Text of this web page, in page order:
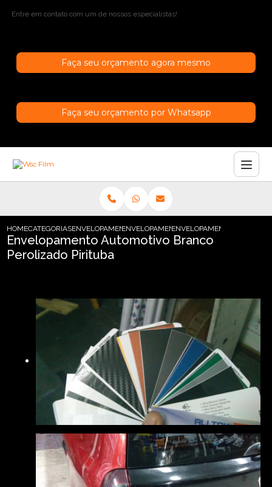
Entre em contato com um de nossos especialistas!
Faça seu orçamento agora mesmo
Faça seu orçamento por Whatsapp
HOMECATEGORIASENVELOPAMENTO AUTOMOTIVO
ENVELOPAMENTO AUTOMOTIVO PRETO
ENVELOPAMENTO
Envelopamento Automotivo Branco
Perolizado Pirituba